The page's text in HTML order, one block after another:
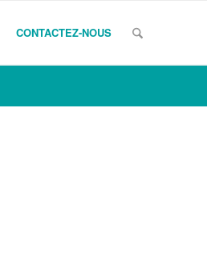
CONTACTEZ-NOUS